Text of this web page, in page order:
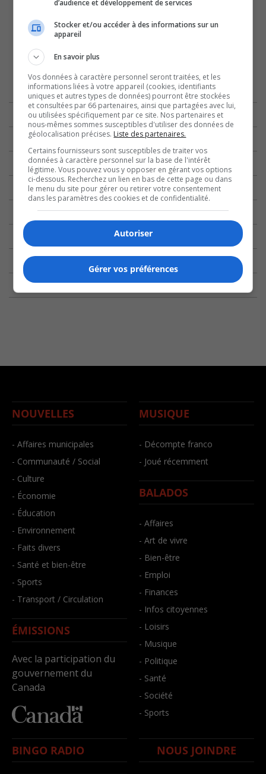
NOUVELLES
- Affaires municipales
- Communauté / Social
- Culture
- Économie
- Éducation
- Environnement
- Faits divers
- Santé et bien-être
- Sports
- Transport / Circulation
ÉMISSIONS
Avec la participation du
gouvernement du
Canada
MUSIQUE
- Décompte franco
- Joué récemment
BALADOS
- Affaires
- Art de vivre
- Bien-être
- Emploi
- Finances
- Infos citoyennes
- Loisirs
- Musique
- Politique
- Santé
- Société
- Sports
BINGO RADIO NOUS JOINDRE
d’audience et développement de services
Stocker et/ou accéder à des informations sur un
appareil
En savoir plus
Vos données à caractère personnel seront traitées, et les
informations liées à votre appareil (cookies, identifiants
uniques et autres types de données) pourront être stockées
et consultées par 66 partenaires, ainsi que partagées avec lui,
ou utilisées spécifiquement par ce site. Nos partenaires et
nous-mêmes sommes susceptibles d'utiliser des données de
géolocalisation précises. Liste des partenaires.
Certains fournisseurs sont susceptibles de traiter vos
données à caractère personnel sur la base de l'intérêt
légitime. Vous pouvez vous y opposer en gérant vos options
ci-dessous. Recherchez un lien en bas de cette page ou dans
le menu du site pour gérer ou retirer votre consentement
dans les paramètres des cookies et de confidentialité.
Autoriser
Gérer vos préférences